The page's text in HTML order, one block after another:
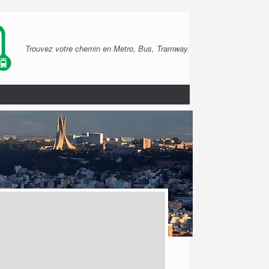
Trouvez votre chemin en Metro, Bus, Tramway.